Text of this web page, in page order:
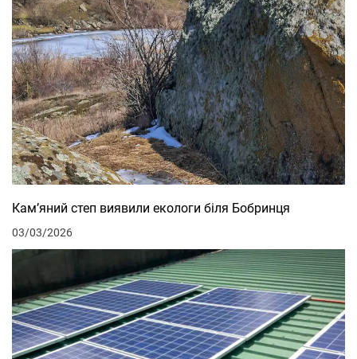
Кам’яний степ виявили екологи біля Бобринця
03/03/2026